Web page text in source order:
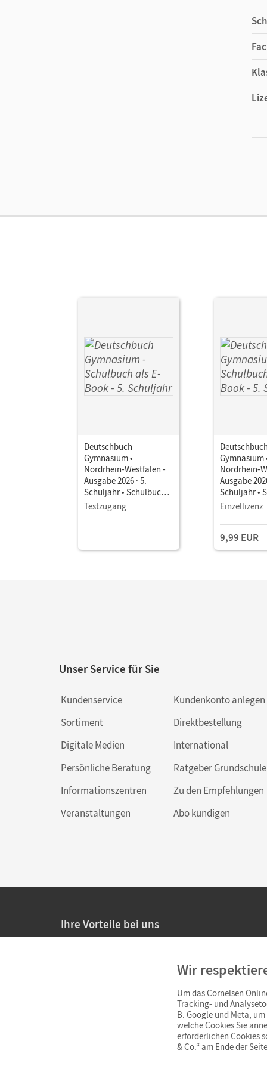
Deutschbuch
Gymnasium •
Nordrhein-Westfalen -
Ausgabe 2026 · 5.
Schuljahr • Schulbuch
als E-Book Mit Medien
Testzugang
Deutschbuch
Gymnasium
Nordrhein-
Ausgabe
Schuljahr •
als E-Book
Einzellizenz
9,99 EUR
Unser Service für Sie
Kundenservice
Sortiment
Digitale Medien
Persönliche Beratung
Informationszentren
Veranstaltungen
Kundenkonto anlegen
Direktbestellung
International
Ratgeber Grundschule
Zu den Empfehlungen
Abo kündigen
Ihre Vorteile bei uns
Persönliche Angebote für Lehrkräfte
Sicheres Einkaufen mit SSL-Verschlüsselung
Widerrufsfristvon 4 Wochen
Schnelle und einfache Retourenabwicklung
Wir
Um das Cornelsen
Tracking- und
B. Google und Meta,
welche Cookies Sie
erforderlichen Cookies
& Co.“ am Ende der